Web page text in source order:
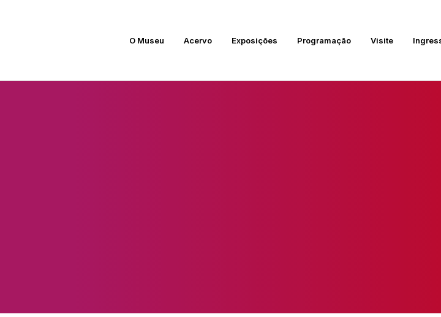
O Museu Acervo Exposições Programação Visite